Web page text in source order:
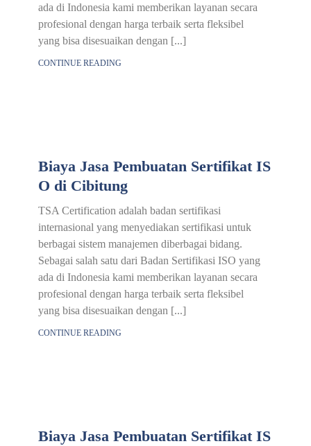
ada di Indonesia kami memberikan layanan secara
profesional dengan harga terbaik serta fleksibel
yang bisa disesuaikan dengan [...]
CONTINUE READING
Biaya Jasa Pembuatan Sertifikat IS
O di Cibitung
TSA Certification adalah badan sertifikasi
internasional yang menyediakan sertifikasi untuk
berbagai sistem manajemen diberbagai bidang.
Sebagai salah satu dari Badan Sertifikasi ISO yang
ada di Indonesia kami memberikan layanan secara
profesional dengan harga terbaik serta fleksibel
yang bisa disesuaikan dengan [...]
CONTINUE READING
Biaya Jasa Pembuatan Sertifikat IS